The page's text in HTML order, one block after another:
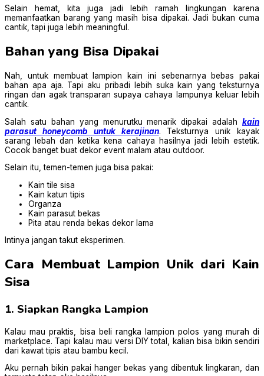
Selain hemat, kita juga jadi lebih ramah lingkungan karena
memanfaatkan barang yang masih bisa dipakai. Jadi bukan cuma
cantik, tapi juga lebih meaningful.
Bahan yang Bisa Dipakai
Nah, untuk membuat lampion kain ini sebenarnya bebas pakai
bahan apa aja. Tapi aku pribadi lebih suka kain yang teksturnya
ringan dan agak transparan supaya cahaya lampunya keluar lebih
cantik.
Salah satu bahan yang menurutku menarik dipakai adalah kain
parasut honeycomb untuk kerajinan. Teksturnya unik kayak
sarang lebah dan ketika kena cahaya hasilnya jadi lebih estetik.
Cocok banget buat dekor event malam atau outdoor.
Selain itu, temen-temen juga bisa pakai:
Kain tile sisa
Kain katun tipis
Organza
Kain parasut bekas
Pita atau renda bekas dekor lama
Intinya jangan takut eksperimen.
Cara Membuat Lampion Unik dari Kain
Sisa
1. Siapkan Rangka Lampion
Kalau mau praktis, bisa beli rangka lampion polos yang murah di
marketplace. Tapi kalau mau versi DIY total, kalian bisa bikin sendiri
dari kawat tipis atau bambu kecil.
Aku pernah bikin pakai hanger bekas yang dibentuk lingkaran, dan